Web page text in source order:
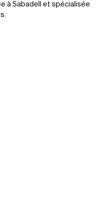
à Sabadell et spécialisée